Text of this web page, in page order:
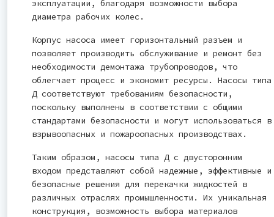
эксплуатации, благодаря возможности выбора
диаметра рабочих колес.
Корпус насоса имеет горизонтальный разъем и
позволяет производить обслуживание и ремонт без
необходимости демонтажа трубопроводов, что
облегчает процесс и экономит ресурсы. Насосы типа
Д соответствуют требованиям безопасности,
поскольку выполнены в соответствии с общими
стандартами безопасности и могут использоваться в
взрывоопасных и пожароопасных производствах.
Таким образом, насосы типа Д с двусторонним
входом представляют собой надежные, эффективные и
безопасные решения для перекачки жидкостей в
различных отраслях промышленности. Их уникальная
конструкция, возможность выбора материалов